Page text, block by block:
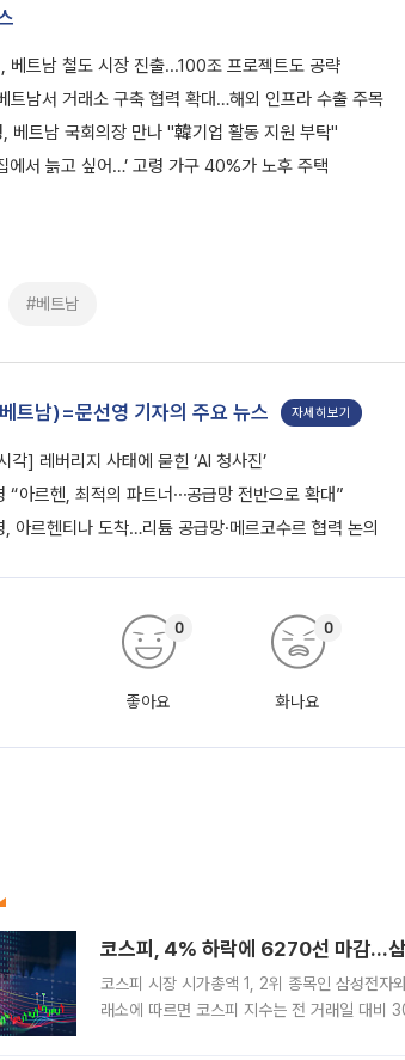
베트남 철도 시장 진출...100조 프로젝트도 공략
트남서 거래소 구축 협력 확대…해외 인프라 수출 주목
베트남 국회의장 만나 "韓기업 활동 지원 부탁"
에서 늙고 싶어…’ 고령 가구 40%가 노후 주택
#베트남
트남)=문선영 기자의 주요 뉴스 자세히보기
각] 레버리지 사태에 묻힌 ‘AI 청사진’
“아르헨, 최적의 파트너⋯공급망 전반으로 확대”
, 아르헨티나 도착…리튬 공급망·메르코수르 협력 논의
좋아요
0
화나요
0
코스피, 4% 하락에 6270선 마감…
코스피 시장 시가총액 1, 2위 종목인 삼성전
래소에 따르면 코스피 지수는 전 거래일 대